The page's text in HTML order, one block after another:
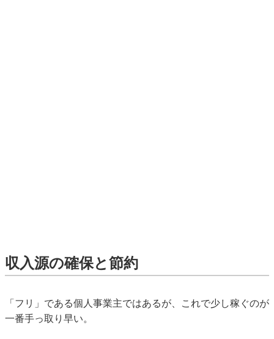
収入源の確保と節約
「フリ」である個人事業主ではあるが、これで少し稼ぐのが
一番手っ取り早い。